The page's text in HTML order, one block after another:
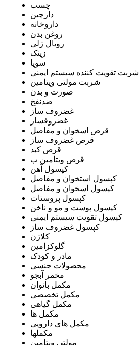
چسب
دارچین
داروخانه
روغن بدن
رویال ژلی
زینک
سویا
شربت تقویت کننده سیستم ایمنی
شربت مولتی ویتامین
صورت و بدن
ضدنفخ
غضروف ساز
غضروفساز
قرص اسخوان و مفاصل
قرص غضروف ساز
قرص کبد
قرص ویتامین ب
کپسول آهن
کپسول استخوان و مفاصل
کپسول اسخوان و مفاصل
کپسول پروستات
کپسول پوست و مو و ناخن
کپسول تقویت سیستم ایمنی
کپسول غضروف ساز
کلاژن
گلوکزامین
مادر و کودک
محصولات جنسی
مخمر آبجو
مکمل بانوان
مکمل تخصصی
مکمل گیاهی
مکمل ها
مکمل های دارویی
مکملها
مولتی ویتامین